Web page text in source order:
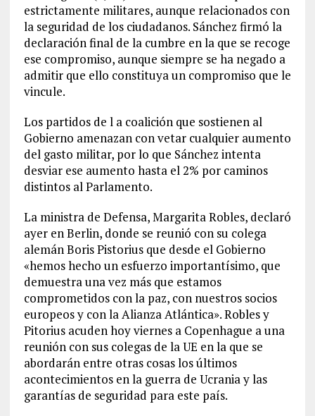
estrictamente militares, aunque relacionados con
la seguridad de los ciudadanos. Sánchez firmó la
declaración final de la cumbre en la que se recoge
ese compromiso, aunque siempre se ha negado a
admitir que ello constituya un compromiso que le
vincule.
Los partidos de l a coalición que sostienen al
Gobierno amenazan con vetar cualquier aumento
del gasto militar, por lo que Sánchez intenta
desviar ese aumento hasta el 2% por caminos
distintos al Parlamento.
La ministra de Defensa, Margarita Robles, declaró
ayer en Berlin, donde se reunió con su colega
alemán Boris Pistorius que desde el Gobierno
«hemos hecho un esfuerzo importantísimo, que
demuestra una vez más que estamos
comprometidos con la paz, con nuestros socios
europeos y con la Alianza Atlántica». Robles y
Pitorius acuden hoy viernes a Copenhague a una
reunión con sus colegas de la UE en la que se
abordarán entre otras cosas los últimos
acontecimientos en la guerra de Ucrania y las
garantías de seguridad para este país.